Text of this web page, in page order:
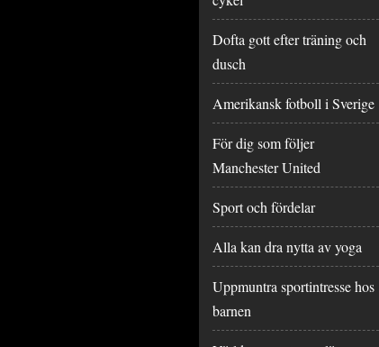
Dofta gott efter träning och
dusch
Amerikansk fotboll i Sverige
För dig som följer
Manchester United
Sport och fördelar
Alla kan dra nytta av yoga
Uppmuntra sportintresse hos
barnen